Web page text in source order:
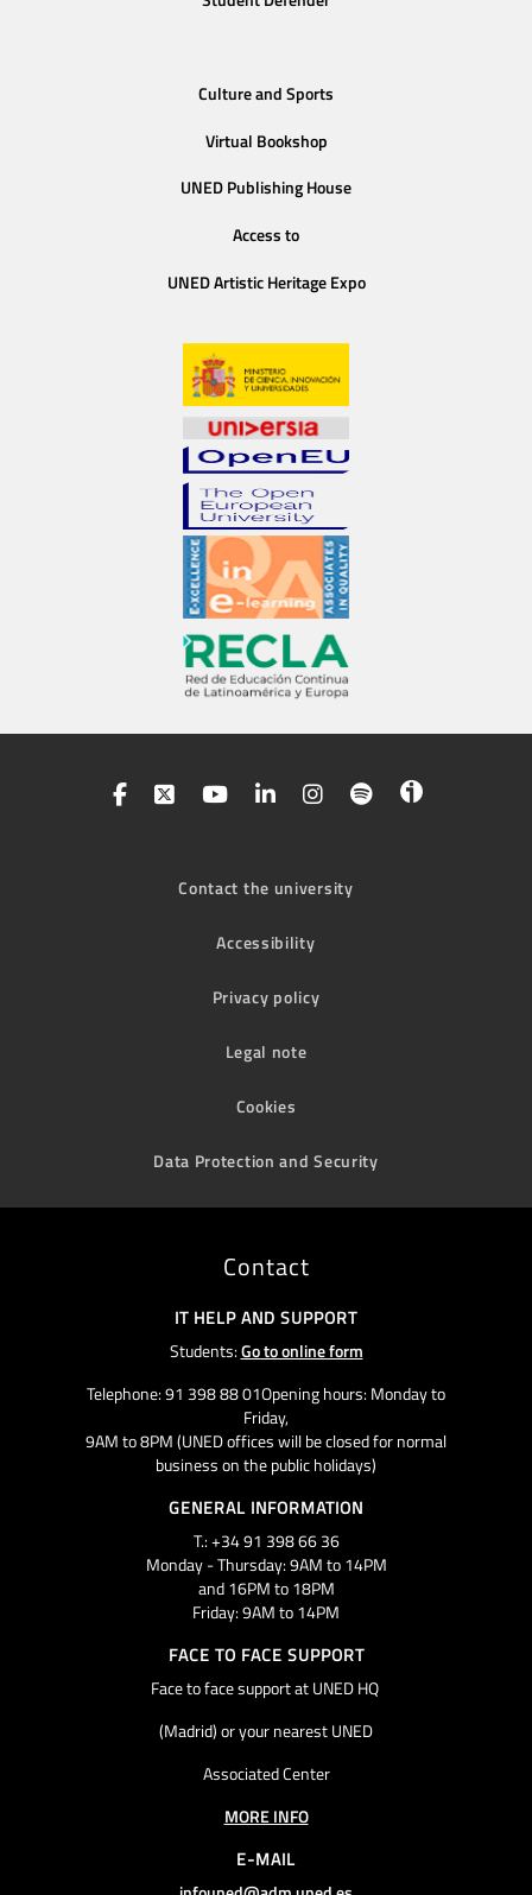
Culture and Sports
Virtual Bookshop
UNED Publishing House
Access to
UNED Artistic Heritage Expo
Contact the university
Accessibility
Privacy policy
Legal note
Cookies
Data Protection and Security
Contact
IT HELP AND SUPPORT
Students:Go to online form
Telephone: 91 398 88 01Opening hours: Monday to
Friday,
9AM to 8PM (UNED offices will be closed for normal
business on the public holidays)
GENERAL INFORMATION
T.: +34 91 398 66 36
Monday - Thursday: 9AM to 14PM
and 16PM to 18PM
Friday: 9AM to 14PM
FACE TO FACE SUPPORT
Face to face support at UNED HQ
(Madrid) or your nearest UNED
Associated Center
MORE INFO
E-MAIL